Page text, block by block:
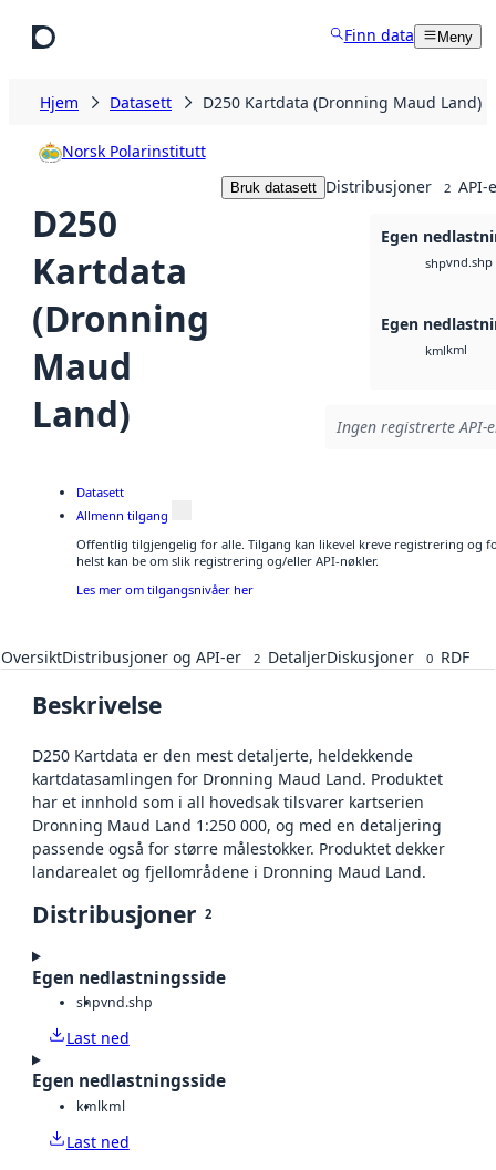
Finn data Meny
Hjem Datasett D250 Kartdata (Dronning Maud Land)
Norsk Polarinstitutt
D250
Kartdata
(Dronning
Maud
Land)
Bruk datasett Distribusjoner 2 API-
Egen
shpvnd.shp
Egen
kmlkml
Ingen registrerte
Datasett
Allmenn tilgang
Offentlig tilgjengelig for alle. Tilgang kan likevel kreve registrering og
helst kan be om slik registrering og/eller API-nøkler.
Les mer om tilgangsnivåer her
OversiktDistribusjoner og API-er 2 DetaljerDiskusjoner 0 RDF
Beskrivelse
D250 Kartdata er den mest detaljerte, heldekkende
kartdatasamlingen for Dronning Maud Land. Produktet
har et innhold som i all hovedsak tilsvarer kartserien
Dronning Maud Land 1:250 000, og med en detaljering
passende også for større målestokker. Produktet dekker
landarealet og fjellområdene i Dronning Maud Land.
Distribusjoner 2
Egen nedlastningsside
shpvnd.shp
Last ned
Egen nedlastningsside
kmlkml
Last ned